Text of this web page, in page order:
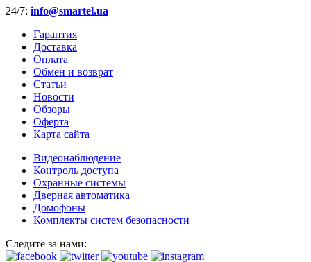
24/7: info@smartel.ua
Гарантия
Доставка
Оплата
Обмен и возврат
Статьи
Новости
Обзоры
Оферта
Карта сайта
Видеонаблюдение
Контроль доступа
Охранные системы
Дверная автоматика
Домофоны
Комплекты систем безопасности
Следите за нами: